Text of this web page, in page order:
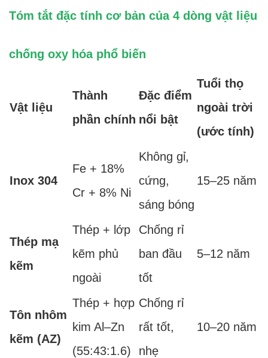
Tóm tắt đặc tính cơ bản của 4 dòng vật liệu
chống oxy hóa phổ biến
Vật liệu
Thành
phần chính
Đặc điểm
nổi bật
Tuổi thọ
ngoài trời
(ước tính)
Inox 304
Fe + 18%
Cr + 8% Ni
Không gỉ,
cứng,
sáng bóng
15–25 năm
Thép mạ
kẽm
Thép + lớp
kẽm phủ
ngoài
Chống rỉ
ban đầu
tốt
5–12 năm
Tôn nhôm
kẽm (AZ)
Thép + hợp
kim Al–Zn
(55:43:1.6)
Chống rỉ
rất tốt,
nhẹ
10–20 năm